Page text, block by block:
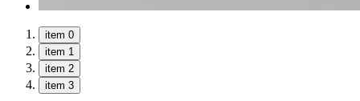
item 0
item 1
item 2
item 3